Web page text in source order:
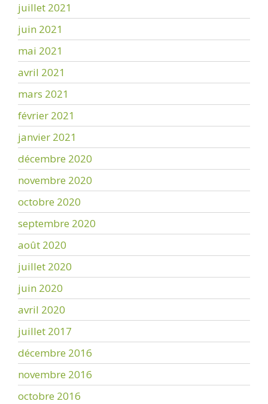
juillet 2021
juin 2021
mai 2021
avril 2021
mars 2021
février 2021
janvier 2021
décembre 2020
novembre 2020
octobre 2020
septembre 2020
août 2020
juillet 2020
juin 2020
avril 2020
juillet 2017
décembre 2016
novembre 2016
octobre 2016